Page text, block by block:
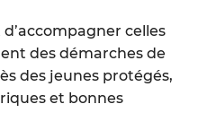
celles
des démarches de
des jeunes protégés,
et bonnes